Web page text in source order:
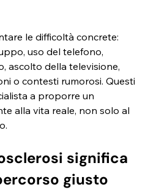
le difficoltà concrete:
uso del telefono,
ascolto della televisione,
o contesti rumorosi. Questi
a proporre un
alla vita reale, non solo al
significa
giusto